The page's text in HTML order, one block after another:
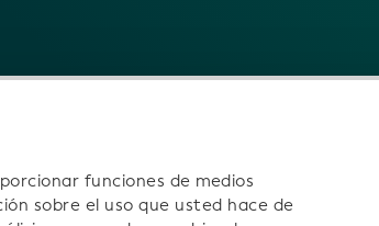
funciones de medios
sobre el uso que usted hace de